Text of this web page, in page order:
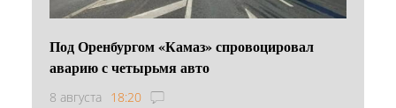
Под Оренбургом «Камаз» спровоцировал
аварию с четырьмя авто
8 августа 18:20